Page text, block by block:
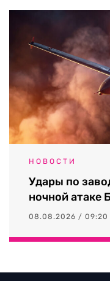
НОВОСТИ
Удары по
ночной атаке
08.08.2026 / 09:20